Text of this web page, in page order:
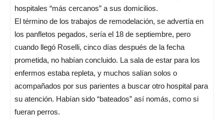
hospitales “más cercanos” a sus domicilios.
El término de los trabajos de remodelación, se advertía en
los panfletos pegados, sería el 18 de septiembre, pero
cuando llegó Roselli, cinco días después de la fecha
prometida, no habían concluido. La sala de estar para los
enfermos estaba repleta, y muchos salían solos o
acompañados por sus parientes a buscar otro hospital para
su atención. Habían sido “bateados” así nomás, como si
fueran perros.